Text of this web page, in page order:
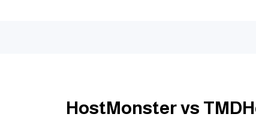
HostMonster vs